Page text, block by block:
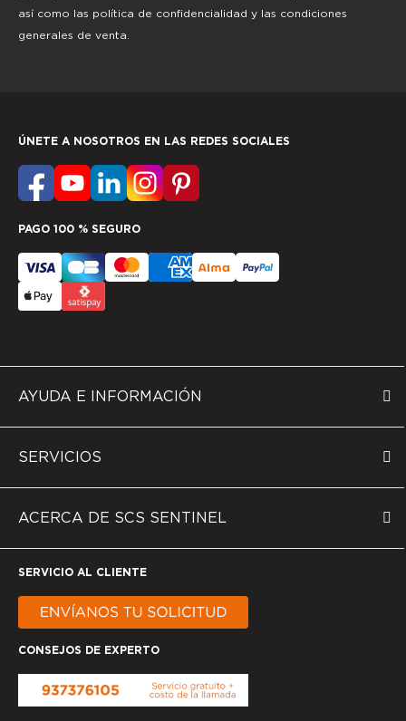
así como las política de confidencialidad y las condiciones
generales de venta.
AYUDA E INFORMACIÓN
SERVICIOS
ACERCA DE SCS SENTINEL
SERVICIO AL CLIENTE
CONSEJOS DE EXPERTO
ÚNETE A NOSOTROS EN LAS REDES SOCIALES
PAGO 100 % SEGURO